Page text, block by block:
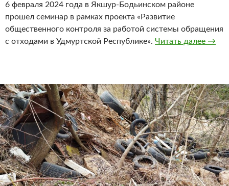
6 февраля 2024 года в Якшур-Бодьинском районе
прошел семинар в рамках проекта «Развитие
общественного контроля за работой системы обращения
с отходами в Удмуртской Республике». Читать далее →